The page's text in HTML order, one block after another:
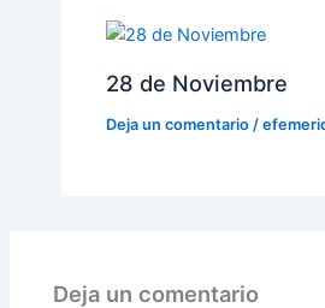
28 de Noviembre
Deja un comentario /
Deja un comentario